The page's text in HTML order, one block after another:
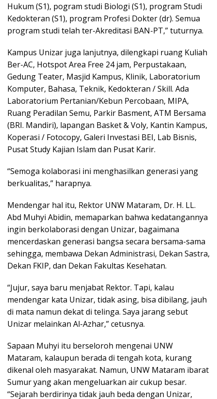
Hukum (S1), pogram studi Biologi (S1), program Studi
Kedokteran (S1), program Profesi Dokter (dr). Semua
program studi telah ter-Akreditasi BAN-PT,” tuturnya.
Kampus Unizar juga lanjutnya, dilengkapi ruang Kuliah
Ber-AC, Hotspot Area Free 24 jam, Perpustakaan,
Gedung Teater, Masjid Kampus, Klinik, Laboratorium
Komputer, Bahasa, Teknik, Kedokteran / Skill. Ada
Laboratorium Pertanian/Kebun Percobaan, MIPA,
Ruang Peradilan Semu, Parkir Basment, ATM Bersama
(BRI. Mandiri), lapangan Basket & Voly, Kantin Kampus,
Koperasi / Fotocopy, Galeri Investasi BEI, Lab Bisnis,
Pusat Study Kajian Islam dan Pusat Karir.
“Semoga kolaborasi ini menghasilkan generasi yang
berkualitas,” harapnya.
Mendengar hal itu, Rektor UNW Mataram, Dr. H. LL.
Abd Muhyi Abidin, memaparkan bahwa kedatangannya
ingin berkolaborasi dengan Unizar, bagaimana
mencerdaskan generasi bangsa secara bersama-sama
sehingga, membawa Dekan Administrasi, Dekan Sastra,
Dekan FKIP, dan Dekan Fakultas Kesehatan.
“Jujur, saya baru menjabat Rektor. Tapi, kalau
mendengar kata Unizar, tidak asing, bisa dibilang, jauh
di mata namun dekat di telinga. Saya jarang sebut
Unizar melainkan Al-Azhar,” cetusnya.
Sapaan Muhyi itu berseloroh mengenai UNW
Mataram, kalaupun berada di tengah kota, kurang
dikenal oleh masyarakat. Namun, UNW Mataram ibarat
Sumur yang akan mengeluarkan air cukup besar.
“Sejarah berdirinya tidak jauh beda dengan Unizar,